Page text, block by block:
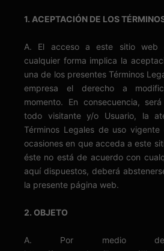
1. ACEPTACIÓN DE LOS
A. El acceso a este sitio web
cualquier forma implica la
una de los presentes Términos
empresa el derecho a
momento. En consecuencia,
todo visitante y/o Usuario, la
Términos Legales de uso
ocasiones en que acceda a este
éste no está de acuerdo con
aquí dispuestos, deberá
la presente página web.
2. OBJETO
A. Por medio